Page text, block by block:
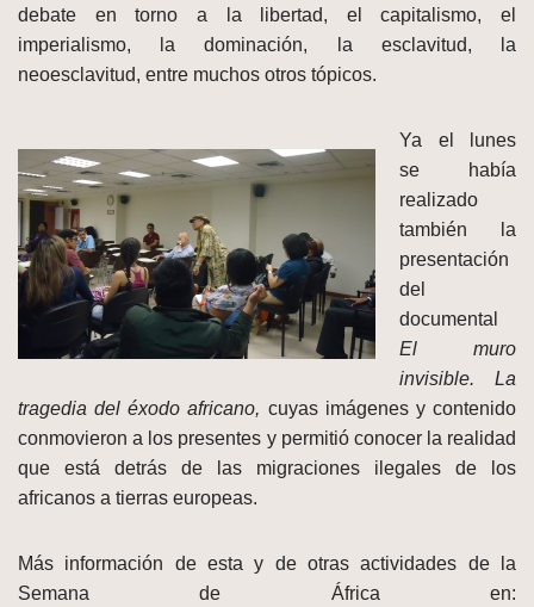
debate en torno a la libertad, el capitalismo, el
imperialismo, la dominación, la esclavitud, la
neoesclavitud, entre muchos otros tópicos.
Ya el lunes
se había
realizado
también la
presentación
del
documental
El muro
invisible. La
tragedia del éxodo africano, cuyas imágenes y contenido
conmovieron a los presentes y permitió conocer la realidad
que está detrás de las migraciones ilegales de los
africanos a tierras europeas.
Más información de esta y de otras actividades de la
Semana de África en: